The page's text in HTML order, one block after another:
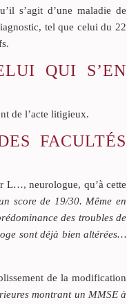
s’agit d’une maladie de
tel que celui du 22
QUI S’EN
de l’acte litigieux.
FACULTÉS
L…, neurologue, qu’à cette
score de 19/30. Même en
des troubles de
sont déjà bien altérées…
de la modification
montrant un MMSE à